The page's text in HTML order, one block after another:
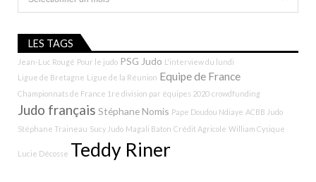
LES TAGS
Jean-Luc Rougé Pour le judo PSG Judo L'interview du lundi
Ligue de Bretagne Ligue de la Réunion Equipe de France
Championnats de France 1re division par équipes 2020 crowdfunding
Judo français Stéphane Nomis Pape Doudou Ndiaye ACBB Judo
Stéphane Traineau Sucy Judo Magali Baton Crédit Agricole William Cysique
Lucie Décosse Teddy Riner